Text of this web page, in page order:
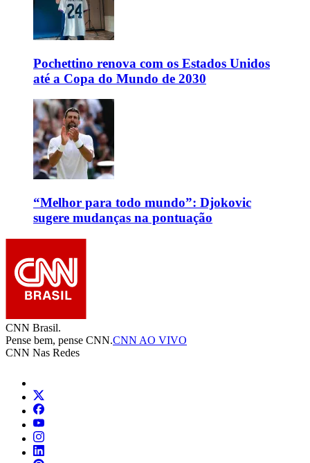
Pochettino renova com os Estados Unidos
até a Copa do Mundo de 2030
“Melhor para todo mundo”: Djokovic
sugere mudanças na pontuação
CNN Brasil.
Pense bem, pense CNN.CNN AO VIVO
CNN Nas Redes